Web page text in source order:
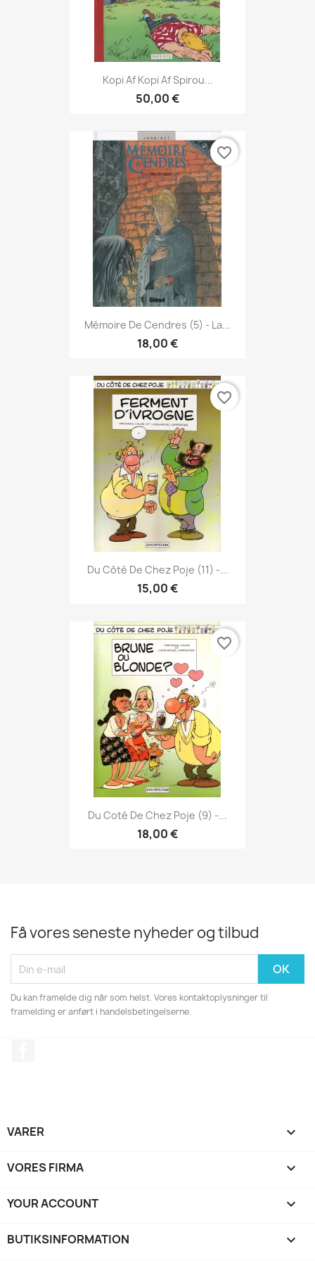
Kopi Af Kopi Af Spirou...
50,00 €
Mémoire De Cendres (5) - La...
18,00 €
favorite_border
Du Côté De Chez Poje (11) -...
15,00 €
favorite_border
Du Coté De Chez Poje (9) -...
18,00 €
favorite_border
Få vores seneste nyheder og tilbud
Du kan framelde dig når som helst. Vores kontaktoplysninger til
framelding er anført i handelsbetingelserne.
VARER 
VORES FIRMA 
YOUR ACCOUNT 
BUTIKSINFORMATION keyboard_arrow_down